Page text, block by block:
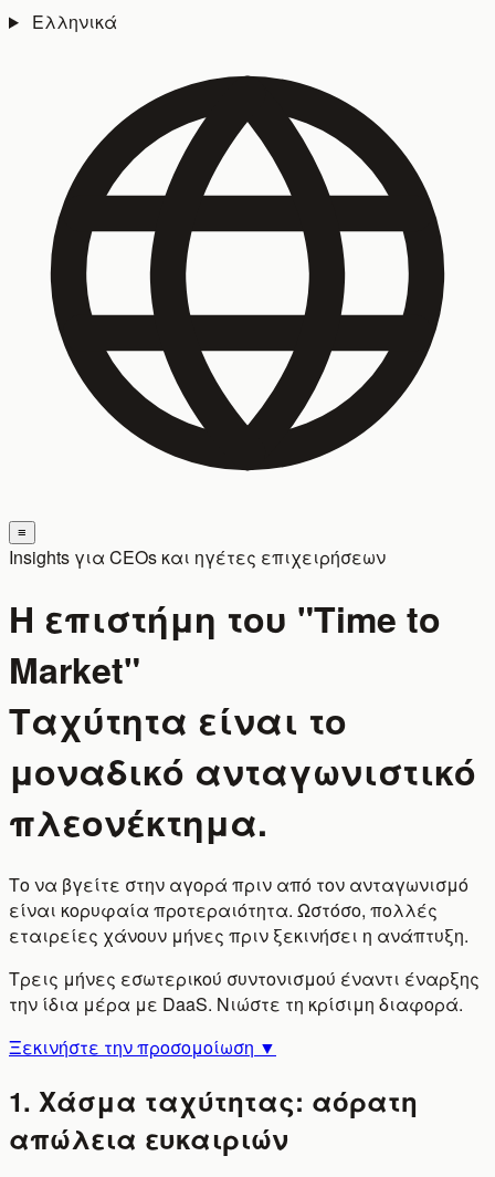
Ελληνικά
≡
Insights για CEOs και ηγέτες επιχειρήσεων
Η επιστήμη του "Time to
Market"
Ταχύτητα είναι το
μοναδικό ανταγωνιστικό
πλεονέκτημα.
Το να βγείτε στην αγορά πριν από τον ανταγωνισμό
είναι κορυφαία προτεραιότητα. Ωστόσο, πολλές
εταιρείες χάνουν μήνες πριν ξεκινήσει η ανάπτυξη.
Τρεις μήνες εσωτερικού συντονισμού έναντι έναρξης
την ίδια μέρα με DaaS. Νιώστε τη κρίσιμη διαφορά.
Ξεκινήστε την προσομοίωση ▼
1. Χάσμα ταχύτητας: αόρατη
απώλεια ευκαιριών